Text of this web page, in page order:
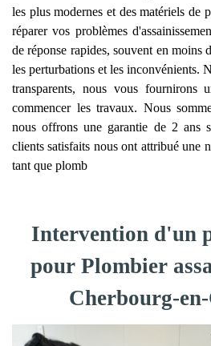
les plus modernes et des matériels de
réparer vos problèmes
de réponse rapides, souvent en moins
les perturbations et les inconvénients.
transparents, nous vous fournirons
commencer les travaux. Nous
nous offrons une garantie de 2 ans
clients satisfaits nous ont attribué une
tant que plomb
Intervention d'un
pour Plombier
Cherbourg-